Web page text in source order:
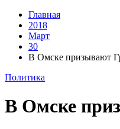
Главная
2018
Март
30
В Омске призывают
Политика
В Омске